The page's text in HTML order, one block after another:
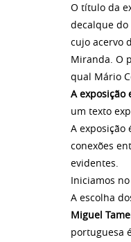
O título da
decalque
cujo acervo
Miranda. O
qual Mário
A exposição
um texto
A exposição
conexões
evidentes.
Iniciamos
A escolha
Miguel
portuguesa